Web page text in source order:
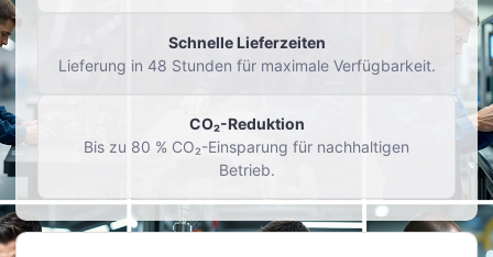
Schnelle Lieferzeiten
Lieferung in 48 Stunden für maximale Verfügbarkeit.
CO₂-Reduktion
Bis zu 80 % CO₂-Einsparung für nachhaltigen
Betrieb.